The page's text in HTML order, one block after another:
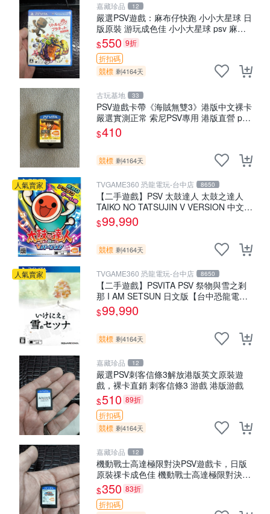
嘉藏珍品 12
嚴選PSV遊戲：麻布仔快跑 小小大星球 日
版原裝 游玩成色佳 小小大星球 psv 麻布
仔快跑 測試無誤
$550 9折
折扣碼
競標 剩4164天
古玩基地 33
PSV遊戲卡帶《海賊無雙3》港版中文裸卡
嚴選實測正常 索尼PSV專用 港版直營 psv
海賊無雙 港版
$410
競標 剩4164天
人氣賣家 TVGAME360 恐龍電玩-台中店 8650
【二手遊戲】PSV 太鼓達人 太鼓之達人
TAIKO NO TATSUJIN V VERSION 中文版
【台中恐龍電玩】
$99,990
競標 剩4164天
人氣賣家 TVGAME360 恐龍電玩-台中店 8650
【二手遊戲】PSVITA PSV 祭物與雪之剎
那 I AM SETSUN 日文版【台中恐龍電
玩】
$99,990
競標 剩4164天
嘉藏珍品 12
嚴選PSV刺客信條3解放港版英文原裝遊
戲，裸卡直銷 刺客信條3 游戲 港版游戲
$510 89折
折扣碼
競標 剩4164天
嘉藏珍品 12
機動戰士高達極限對決PSV遊戲卡，日版
原裝祼卡成色佳 機動戰士高達極限對決
PSV 日版 裸卡 成品
$350 83折
折扣碼